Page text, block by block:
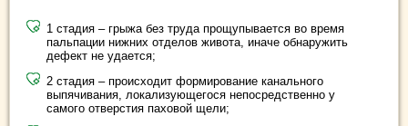
1 стадия – грыжа без труда прощупывается во время
пальпации нижних отделов живота, иначе обнаружить
дефект не удается;
2 стадия – происходит формирование канального
выпячивания, локализующегося непосредственно у
самого отверстия паховой щели;